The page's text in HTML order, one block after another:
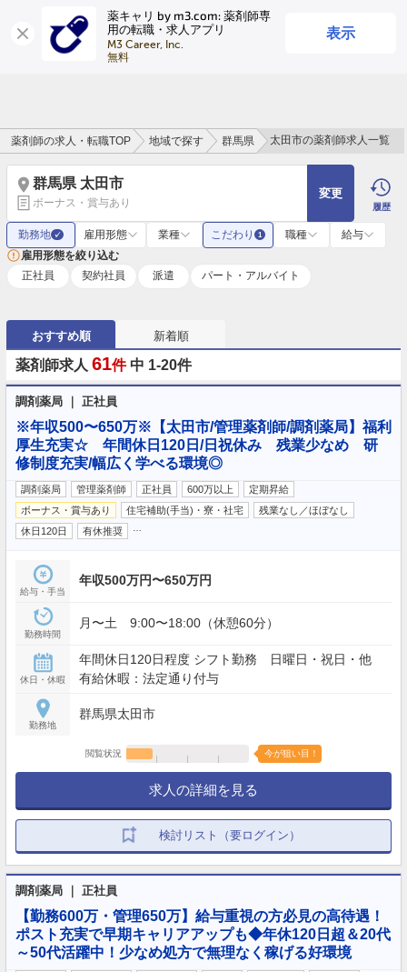
薬キャリ by m3.com: 薬剤師専
用の転職・求人アプリ
M3 Career, Inc.
無料
表示
ログイン
薬剤師の求人・転職TOP 地域で探す 群馬県 太田市の薬剤師求人一覧
群馬県 太田市
ボーナス・賞与あり
変更
履歴
勤務地 ✓ 雇用形態 業種 こだわり 1 職種
給与
雇用形態を絞り込む
正社員
契約社員 派遣 パート・アルバイト
おすすめ順 新着順
薬剤師求人 61件 中 1-20件
調剤薬局 ｜ 正社員
※年収500〜650万※【太田市/管理薬剤師/調剤薬局】福利
厚生充実☆ 年間休日120日/日祝休み 残業少なめ 研
修制度充実/幅広く学べる環境◎
調剤薬局 管理薬剤師 正社員 600万以上
定期昇給
ボーナス・賞与あり
住宅補助(手当)・寮・社宅
残業なし／ほぼなし
休日120日
有休推奨
給与・手当
年収500万円〜650万円
勤務時間
月〜土 9:00〜18:00（休憩60分）
休日・休暇
年間休日120日程度 シフト勤務 日曜日・祝日・他
有給休暇：法定通り付与
勤務地
群馬県太田市
閲覧状況 今が狙い目！
求人の詳細を見る
検討リスト（要ログイン）
調剤薬局 ｜ 正社員
【勤務600万・管理650万】給与重視の方必見の高待遇！
ポスト充実で早期キャリアアップも◆年休120日超＆20代
～50代活躍中！少なめ処方で無理なく稼げる好環境